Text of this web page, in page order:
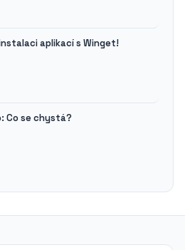
aplikací s Winget!
Co se chystá?